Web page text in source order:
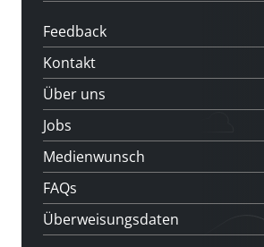
Feedback
Kontakt
Über uns
Jobs
Medienwunsch
FAQs
Überweisungsdaten